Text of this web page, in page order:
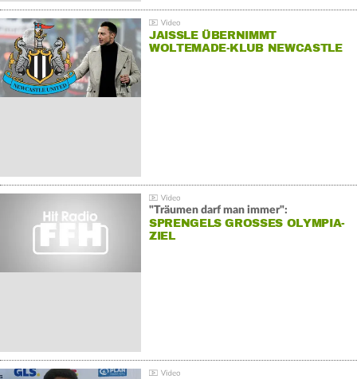
JAISSLE ÜBERNIMMT
WOLTEMADE-KLUB NEWCASTLE
"Träumen darf man immer":
SPRENGELS GROSSES OLYMPIA-Z
IEL